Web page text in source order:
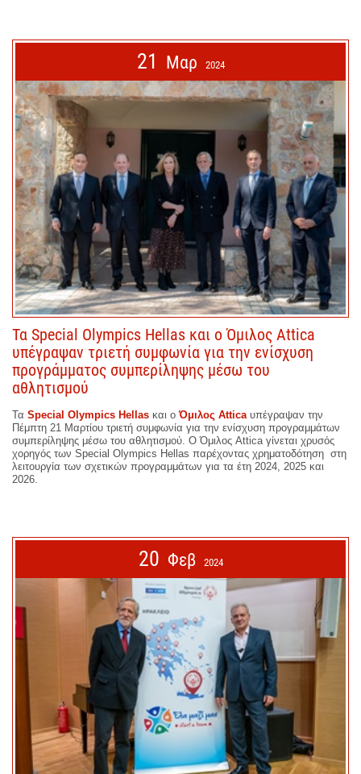
21 Μαρ 2024
Τα Special Olympics Hellas και ο Όμιλος Attica
υπέγραψαν τριετή συμφωνία για την ενίσχυση
προγράμματος συμπερίληψης μέσω του
αθλητισμού
Τα Special Olympics Hellas και οΌμιλος Attica υπέγραψαν την
Πέμπτη 21 Μαρτίου τριετή συμφωνία για την ενίσχυση προγραμμάτων
συμπερίληψης μέσω του αθλητισμού. Ο Όμιλος Attica γίνεται χρυσός
χορηγός των Special Olympics Hellas παρέχοντας χρηματοδότηση στη
λειτουργία των σχετικών προγραμμάτων για τα έτη 2024, 2025 και
2026.
20 Φεβ 2024